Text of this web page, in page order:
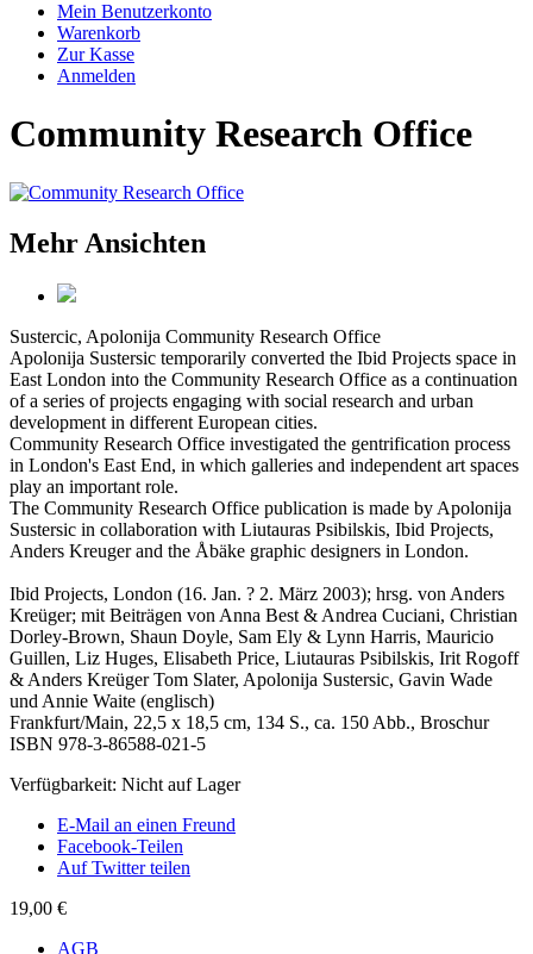
Mein Benutzerkonto
Warenkorb
Zur Kasse
Anmelden
Community Research Office
Mehr Ansichten
Sustercic, Apolonija Community Research Office
Apolonija Sustersic temporarily converted the Ibid Projects space in
East London into the Community Research Office as a continuation
of a series of projects engaging with social research and urban
development in different European cities.
Community Research Office investigated the gentrification process
in London's East End, in which galleries and independent art spaces
play an important role.
The Community Research Office publication is made by Apolonija
Sustersic in collaboration with Liutauras Psibilskis, Ibid Projects,
Anders Kreuger and the Åbäke graphic designers in London.
Ibid Projects, London (16. Jan. ? 2. März 2003); hrsg. von Anders
Kreüger; mit Beiträgen von Anna Best & Andrea Cuciani, Christian
Dorley-Brown, Shaun Doyle, Sam Ely & Lynn Harris, Mauricio
Guillen, Liz Huges, Elisabeth Price, Liutauras Psibilskis, Irit Rogoff
& Anders Kreüger Tom Slater, Apolonija Sustersic, Gavin Wade
und Annie Waite (englisch)
Frankfurt/Main, 22,5 x 18,5 cm, 134 S., ca. 150 Abb., Broschur
ISBN 978-3-86588-021-5
Verfügbarkeit: Nicht auf Lager
E-Mail an einen Freund
Facebook-Teilen
Auf Twitter teilen
19,00 €
AGB